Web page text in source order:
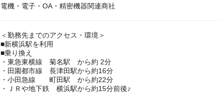
電機・電子・OA・精密機器関連商社
＜勤務先までのアクセス・環境＞
■新横浜駅を利用
■乗り換え
・東急東横線 菊名駅 から約 2分
・田園都市線 長津田駅から約16分
・小田急線 町田駅 から約22分
・ＪＲや地下鉄 横浜駅から約15分前後♪